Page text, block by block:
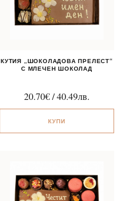
КУТИЯ „ШОКОЛАДОВА ПРЕЛЕСТ“
С МЛЕЧЕН ШОКОЛАД
20.70€/40.49лв.
КУПИ